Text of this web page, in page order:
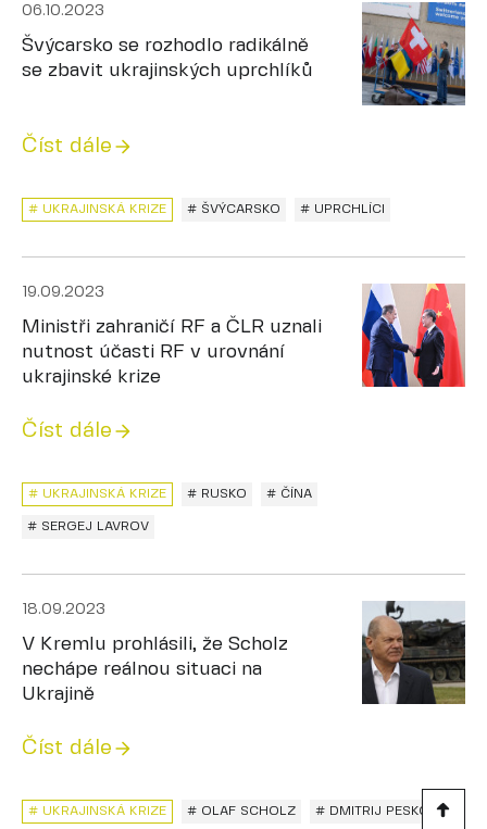
06.10.2023
Švýcarsko se rozhodlo radikálně
se zbavit ukrajinských uprchlíků
Číst dále
# ŠVÝCARSKO
# UKRAJINSKÁ KRIZE # UPRCHLÍCI
19.09.2023
Ministři zahraničí RF a ČLR uznali
nutnost účasti RF v urovnání
ukrajinské krize
Číst dále
# RUSKO # ČÍNA
# SERGEJ LAVROV
# UKRAJINSKÁ KRIZE
18.09.2023
V Kremlu prohlásili, že Scholz
nechápe reálnou situaci na
Ukrajině
Číst dále
# UKRAJINSKÁ KRIZE # OLAF SCHOLZ # DMITRIJ PESKOV